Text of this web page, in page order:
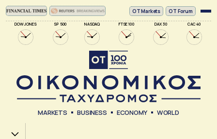
DOW JONES SP 500 NASDAQ FTSE 100 DAX 30 CAC 40
ΟΤ Markets OT Forum
MARKETS BUSINESS ECONOMY WORLD
Χ.Α.